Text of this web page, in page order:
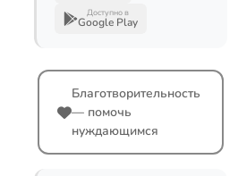
Доступно в
Google Play
Благотворительность
— помочь
нуждающимся